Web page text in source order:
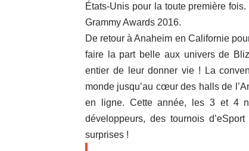
États-Unis pour la toute première
Grammy Awards 2016.
De retour à Anaheim en Californie
faire la part belle aux univers de
entier de leur donner vie ! La
monde jusqu’au cœur des halls de
en ligne. Cette année, les 3 et 4
développeurs, des tournois
surprises !